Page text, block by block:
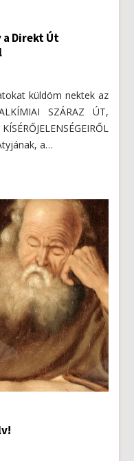
a Direkt Út
küldöm nektek az
SZÁRAZ ÚT,
a…